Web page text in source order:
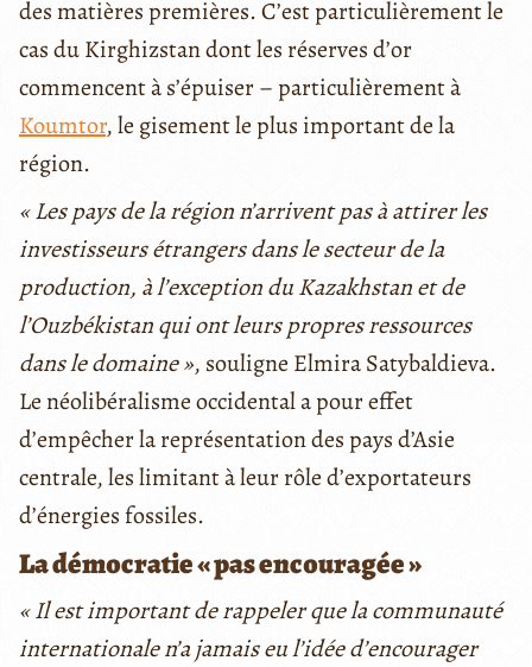
des matières premières. C’est particulièrement le
cas du Kirghizstan dont les réserves d’or
commencent à s’épuiser – particulièrement à
Koumtor, le gisement le plus important de la
région.
« Les pays de la région n’arrivent pas à attirer les
investisseurs étrangers dans le secteur de la
production, à l’exception du Kazakhstan et de
l’Ouzbékistan qui ont leurs propres ressources
dans le domaine », souligne Elmira Satybaldieva.
Le néolibéralisme occidental a pour effet
d’empêcher la représentation des pays d’Asie
centrale, les limitant à leur rôle d’exportateurs
d’énergies fossiles.
La démocratie « pas encouragée »
« Il est important de rappeler que la communauté
internationale n’a jamais eu l’idée d’encourager